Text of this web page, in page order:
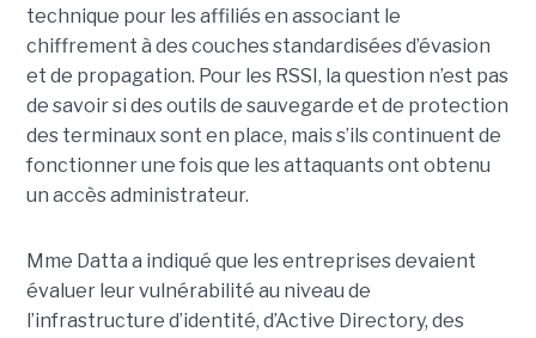
technique pour les affiliés en associant le
chiffrement à des couches standardisées d’évasion
et de propagation. Pour les RSSI, la question n’est pas
de savoir si des outils de sauvegarde et de protection
des terminaux sont en place, mais s’ils continuent de
fonctionner une fois que les attaquants ont obtenu
un accès administrateur.
Mme Datta a indiqué que les entreprises devaient
évaluer leur vulnérabilité au niveau de
l’infrastructure d’identité, d’Active Directory, des